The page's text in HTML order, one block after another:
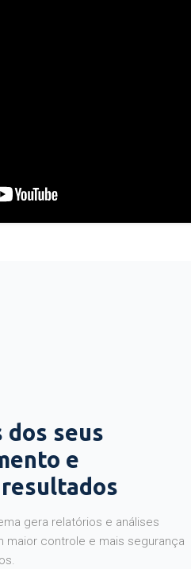
dos seus
e
gera relatórios e análises
controle e mais segurança